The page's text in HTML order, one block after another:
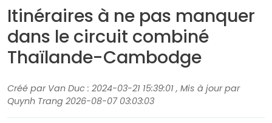
Itinéraires à ne pas manquer
dans le circuit combiné
Thaïlande-Cambodge
Créé par Van Duc : 2024-03-21 15:39:01 , Mis à jour par
Quynh Trang 2026-08-07 03:03:03